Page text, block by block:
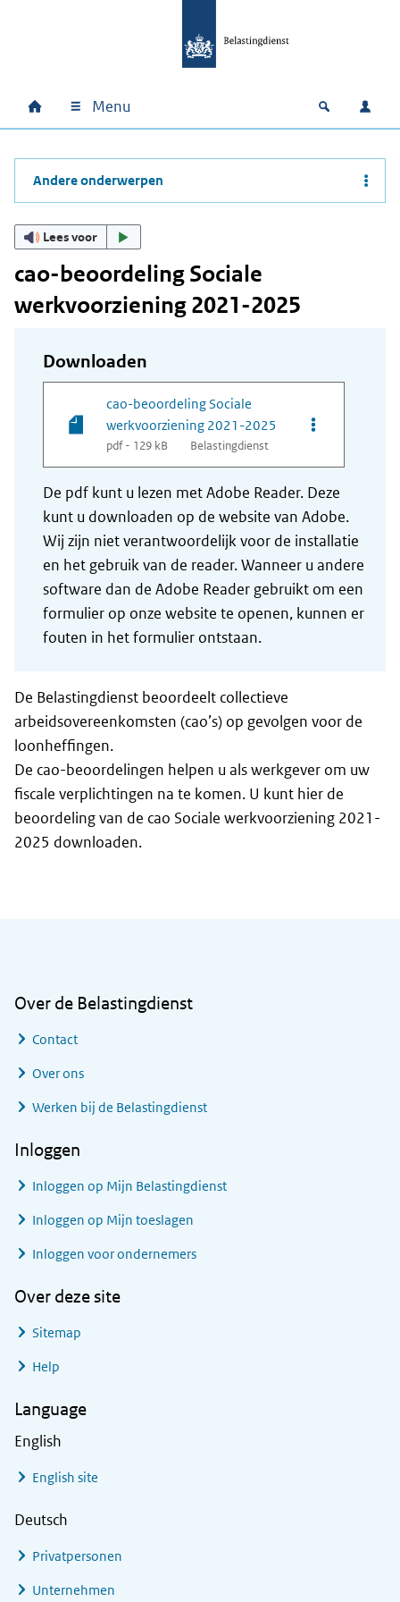
Hoofdnavigatie
Home Menu Open
Andere onderwerpen
Lees voor
cao-beoordeling Sociale
werkvoorziening 2021-2025
Downloaden
cao-beoordeling Sociale
werkvoorziening 2021-2025
pdf - 129 kB Belastingdienst
Opties van
De pdf kunt u lezen met Adobe Reader. Deze
kunt u downloaden op de website van Adobe.
Wij zijn niet verantwoordelijk voor de installatie
en het gebruik van de reader. Wanneer u andere
software dan de Adobe Reader gebruikt om een
formulier op onze website te openen, kunnen er
fouten in het formulier ontstaan.
De Belastingdienst beoordeelt collectieve
arbeidsovereenkomsten (cao’s) op gevolgen voor de
loonheffingen.
De cao-beoordelingen helpen u als werkgever om uw
fiscale verplichtingen na te komen. U kunt hier de
beoordeling van de cao Sociale werkvoorziening 2021-
2025 downloaden.
Over de Belastingdienst
Contact
Over ons
Werken bij de Belastingdienst
Inloggen
Inloggen op Mijn Belastingdienst
Inloggen op Mijn toeslagen
Inloggen voor ondernemers
Over deze site
Sitemap
Help
Language
English
English site
Deutsch
Privatpersonen
Unternehmen